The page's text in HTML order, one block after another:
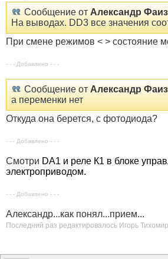
Сообщение от Александр Фаиз
На выводах. DD3 все значения
При смене режимов < > состояние
- - - Добавлено - - -
Сообщение от Александр Фаиз
а переменки нет
Откуда она берется, с фотодиода?
- - - Добавлено - - -
Смотри DА1 и реле К1 в блоке
электроприводом.
- - - Добавлено - - -
Александр...как понял...прием...
Последний раз редактировалось Игорь